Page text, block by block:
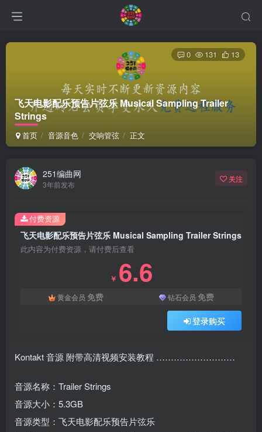
飞天电影配乐预告片弦乐 Musical Sampling Trailer
Strings
首页 音源音色 交响管弦 正文
0 131 13
251编曲网
3年前发布
关注
飞天电影配乐预告片弦乐 Musical Sampling Trailer Strings
此内容为付费资源，请付费后查看
￥ 6.6
黄金会员 免费 钻石会员 免费
登录购买
付费资源
Kontakt 音源 附带高清视频安装教程 ………………………
音源名称：Trailer Strings
音源大小：5.3GB
音源类型：飞天电影配乐预告片弦乐